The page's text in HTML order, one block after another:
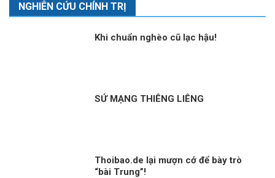
NGHIÊN CỨU CHÍNH TRỊ
Khi chuẩn nghèo cũ lạc hậu!
SỨ MẠNG THIÊNG LIÊNG
Thoibao.de lại mượn cớ để bày trò
“bài Trung”!